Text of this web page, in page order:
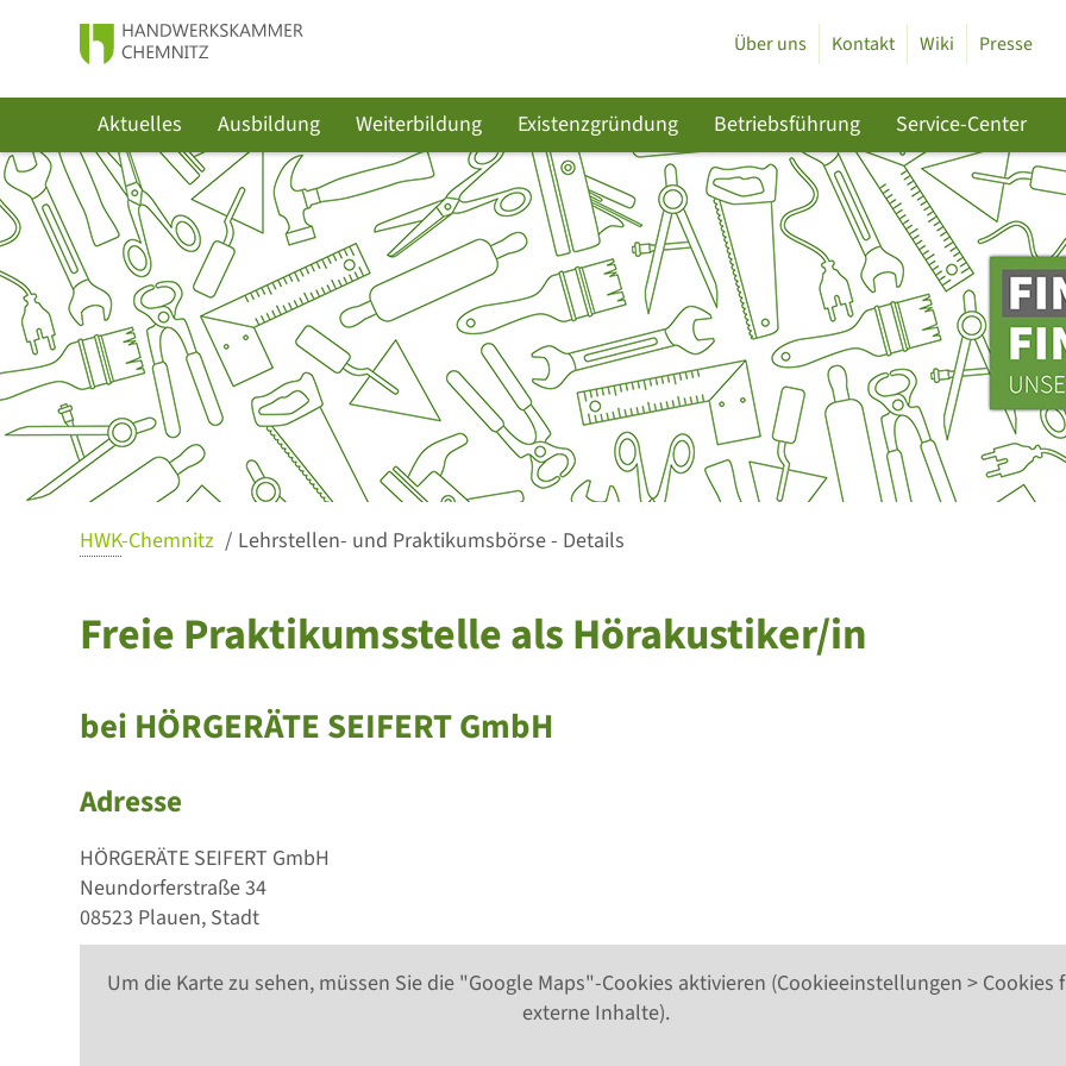
Über uns Kontakt Wiki Presse
Aktuelles Ausbildung Weiterbildung Existenzgründung Betriebsführung Service-Center
HWK-Chemnitz Lehrstellen- und Praktikumsbörse - Details
Freie Praktikumsstelle als Hörakustiker/in
bei HÖRGERÄTE SEIFERT GmbH
Adresse
HÖRGERÄTE SEIFERT GmbH
Neundorferstraße 34
08523 Plauen, Stadt
Um die Karte zu sehen, müssen Sie die "Google Maps"-Cookies aktivieren (Cookieeinstellungen > Cookies
externe Inhalte).